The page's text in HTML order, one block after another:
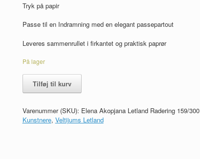
Tryk på papir
Passe til en Indramning med en elegant passepartout
Leveres sammenrullet i firkantet og praktisk paprør
På lager
Akopjana
Radering
159/300
antal
Tilføj til kurv
Varenummer (SKU): Elena Akopjana Letland Radering 159/300
Kunstnere, Veltijums Letland